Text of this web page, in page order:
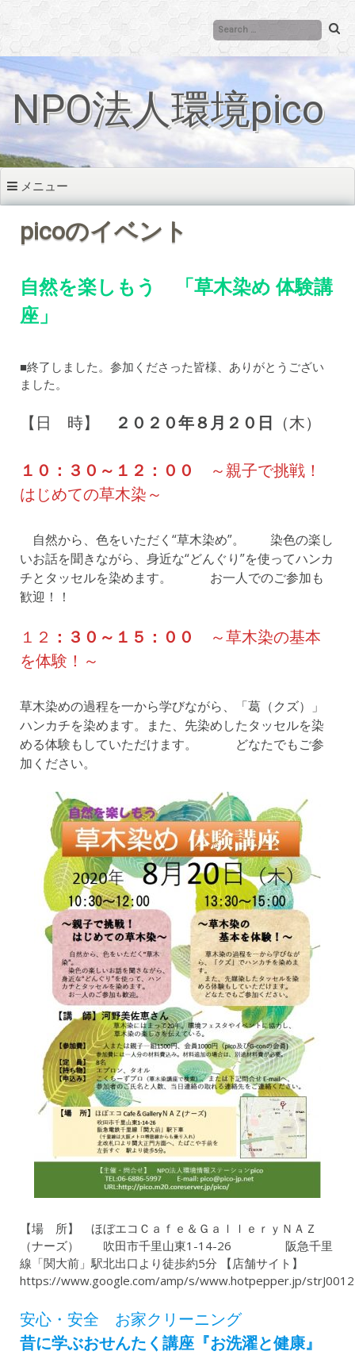
ン
ン
へNPO法人環境pico
メニュー
picoのイベント
自然を楽しもう 「草木染め 体験講
座」
■終了しました。参加くださった皆様、ありがとうござい
ました。
【日 時】 ２０２０年８月２０日 （木）
１０：３０～１２：００
～親子で挑戦！
はじめての草木染～
自然から、色をいただく“草木染め”。 染色の楽し
いお話を聞きながら、身近な“どんぐり”を使ってハンカ
チとタッセルを染めます。 お一人でのご参加も
歓迎！！
１２ ：３０～１５：００
～草木染の基本
を体験！～
草木染めの過程を一から学びながら、「葛（クズ）」
ハンカチを染めます。また、先染めしたタッセルを染
める体験もしていただけます。 どなたでもご参
加ください。
【場 所】 ほぼエコＣａｆｅ＆ＧａｌｌｅｒｙＮＡＺ
（ナーズ） 吹田市千里山東1-14-26 阪急千里
線「関大前」駅北出口より徒歩約5分 【店舗サイト】
https://www.google.com/amp/s/www.hotpepper.jp/
安心・安全 お家クリーニング
昔に学ぶおせんたく講座『お洗濯と健康』